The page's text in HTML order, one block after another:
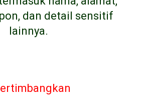
dan detail sensitif
lainnya.